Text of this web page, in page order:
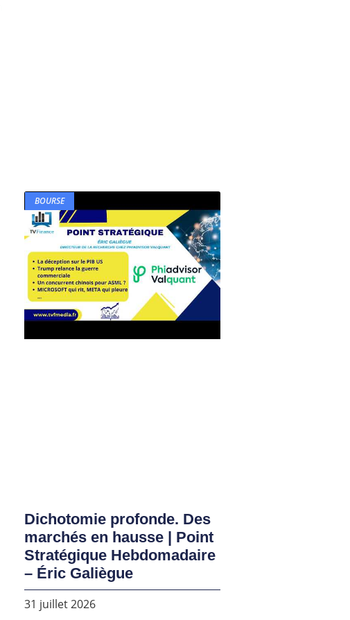
BOURSE
Dichotomie profonde. Des
marchés en hausse | Point
Stratégique Hebdomadaire
– Éric Galiègue
31 juillet 2026